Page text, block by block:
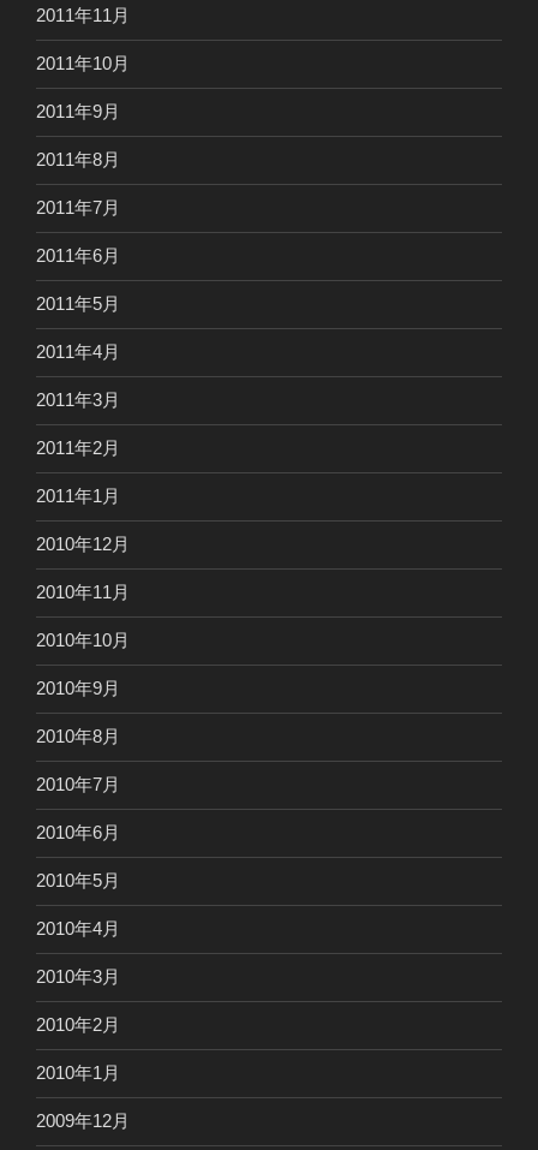
2011年11月
2011年10月
2011年9月
2011年8月
2011年7月
2011年6月
2011年5月
2011年4月
2011年3月
2011年2月
2011年1月
2010年12月
2010年11月
2010年10月
2010年9月
2010年8月
2010年7月
2010年6月
2010年5月
2010年4月
2010年3月
2010年2月
2010年1月
2009年12月